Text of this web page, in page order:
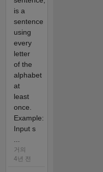
is a
sentence
using
every
letter
of the
alphabet
at
least
once.
Example:
Input s
거의
4년 전